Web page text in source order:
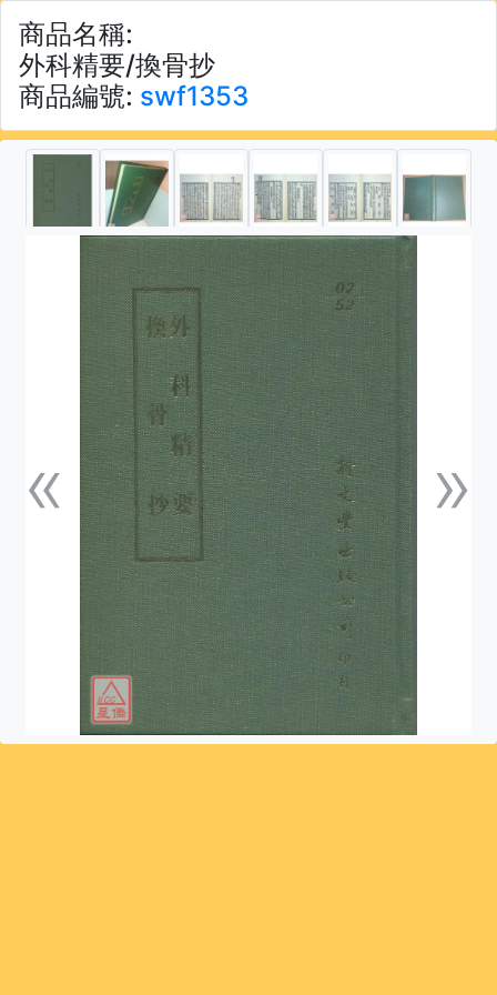
商品名稱:
外科精要/換骨抄
商品編號: swf1353
«上一張 »下一